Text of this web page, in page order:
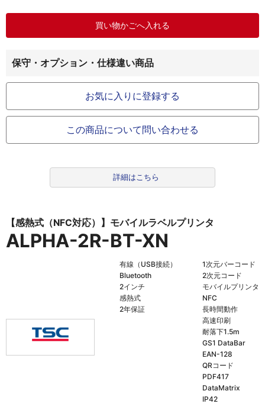
保守・オプション・仕様違い商品
お気に入りに登録する
この商品について問い合わせる
詳細はこちら
【感熱式（NFC対応）】モバイルラベルプリンタ
ALPHA-2R-BT-XN
有線（USB接続）
Bluetooth
2インチ
感熱式
2年保証
1次元バーコード
2次元コード
モバイルプリンタ
NFC
長時間動作
高速印刷
耐落下1.5m
GS1 DataBar
EAN-128
QRコード
PDF417
DataMatrix
IP42